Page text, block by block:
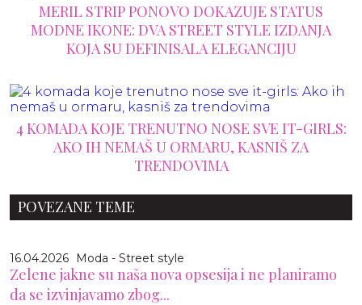
MERIL STRIP PONOVO DOKAZUJE STATUS
MODNE IKONE: DVA STREET STYLE IZDANJA
KOJA SU DEFINISALA ELEGANCIJU
4 KOMADA KOJE TRENUTNO NOSE SVE IT-GIRLS:
AKO IH NEMAŠ U ORMARU, KASNIŠ ZA
TRENDOVIMA
POVEZANE TEME
16.04.2026 Moda - Street style
Zelene jakne su naša nova opsesija i ne planiramo
da se izvinjavamo zbog...